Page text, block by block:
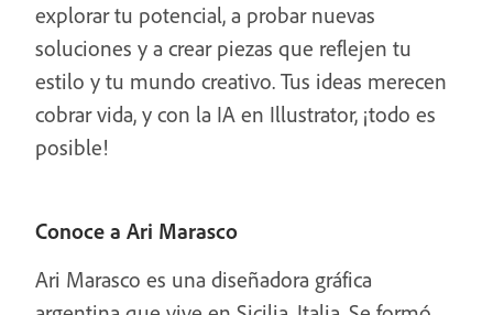
explorar tu potencial, a probar nuevas
soluciones y a crear piezas que reflejen tu
estilo y tu mundo creativo. Tus ideas merecen
cobrar vida, y con la IA en Illustrator, ¡todo es
posible!
Conoce a Ari Marasco
Ari Marasco es una diseñadora gráfica